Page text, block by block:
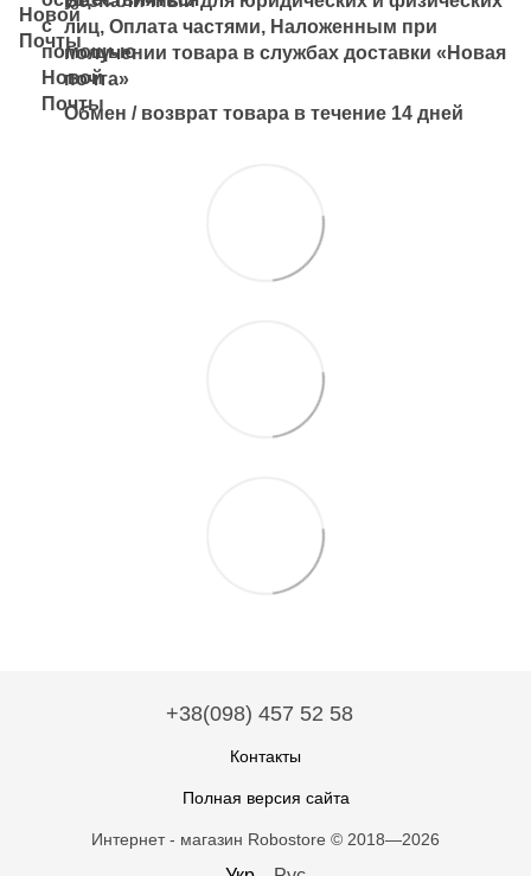
лиц, Оплата частями, Наложенным при
получении товара в службах доставки «Новая
почта»
Обмен / возврат товара в течение 14 дней
+38(098) 457 52 58
Контакты
Полная версия сайта
Интернет - магазин Robostore © 2018—2026